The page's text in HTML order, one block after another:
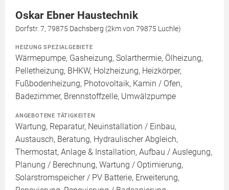
Oskar Ebner Haustechnik
Dorfstr. 7, 79875 Dachsberg (2km von 79875 Luchle)
HEIZUNG SPEZIALGEBIETE
Wärmepumpe, Gasheizung, Solarthermie, Ölheizung,
Pelletheizung, BHKW, Holzheizung, Heizkörper,
Fußbodenheizung, Photovoltaik, Kamin / Ofen,
Badezimmer, Brennstoffzelle, Umwälzpumpe
ANGEBOTENE TÄTIGKEITEN
Wartung, Reparatur, Neuinstallation / Einbau,
Austausch, Beratung, Hydraulischer Abgleich,
Thermostat, Anlage & Installation, Aufbau / Auslegung,
Planung / Berechnung, Wartung / Optimierung,
Solarstromspeicher / PV Batterie, Erweiterung,